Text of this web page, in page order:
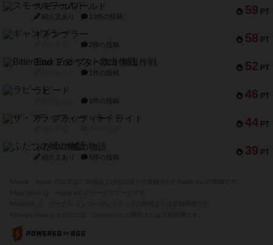
59 PT
スモールワールド
紹介文あり 13件の投稿
58 PT
ギャンブラー
2件の投稿
52 PT
Bitter End ブタペスト救出作戦
1件の投稿
46 PT
ラピード
1件の投稿
44 PT
ザ・フラッフィー・ライト
39 PT
ふたつの城の物語
紹介文あり 6件の投稿